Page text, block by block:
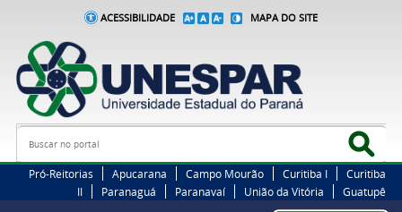
ACESSIBILIDADE MAPA DO SITE
Busca
Pró-Reitorias Apucarana Campo Mourão Curitiba I
Curitiba
II
Paranaguá Paranavaí União da Vitória Guatupê